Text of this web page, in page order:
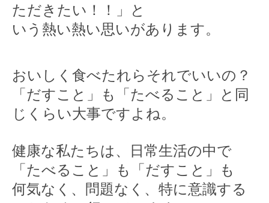
2013年
2011年
2010年
採用情報
なんでも聞いてね無料相談メール
ただきたい！！」と
いう熱い熱い思いがあります。
おいしく食べたれらそれでいいの？
「だすこと」も「たべること」と同
じくらい大事ですよね。
健康な私たちは、日常生活の中で
「たべること」も「だすこと」も
何気なく、問題なく、特に意識する